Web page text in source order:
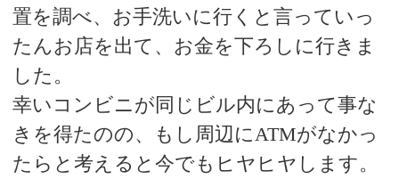
置を調べ、お手洗いに行くと言っていっ
たんお店を出て、お金を下ろしに行きま
した。
幸いコンビニが同じビル内にあって事な
きを得たのの、もし周辺にATMがなかっ
たらと考えると今でもヒヤヒヤします。